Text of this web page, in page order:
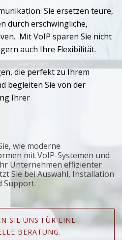
Sie ersetzen teure,
durch erschwingliche,
Mit VoIP sparen Sie nicht
auch Ihre Flexibilität.
die perfekt zu Ihrem
begleiten Sie von der
Ihrer
wie moderne
mit VoIP-Systemen und
Unternehmen effizienter
Sie bei Auswahl, Installation
Support.
SIE UNS FÜR EINE
BERATUNG.